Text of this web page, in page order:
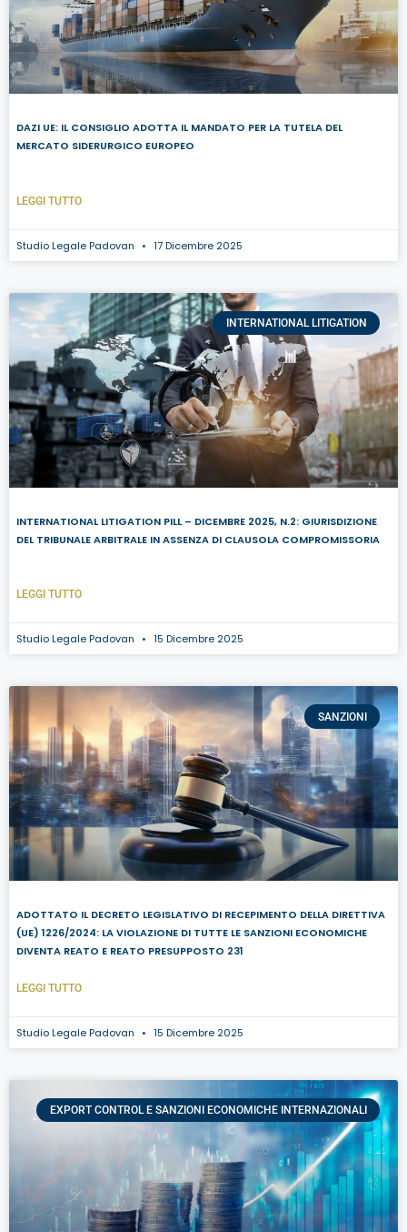
DAZI UE: IL CONSIGLIO ADOTTA IL MANDATO PER LA TUTELA DEL
MERCATO SIDERURGICO EUROPEO
LEGGI TUTTO
Studio Legale Padovan 17 Dicembre 2025
INTERNATIONAL LITIGATION
INTERNATIONAL LITIGATION PILL – DICEMBRE 2025, N.2: GIURISDIZIONE
DEL TRIBUNALE ARBITRALE IN ASSENZA DI CLAUSOLA COMPROMISSORIA
LEGGI TUTTO
Studio Legale Padovan 15 Dicembre 2025
SANZIONI
ADOTTATO IL DECRETO LEGISLATIVO DI RECEPIMENTO DELLA DIRETTIVA
(UE) 1226/2024: LA VIOLAZIONE DI TUTTE LE SANZIONI ECONOMICHE
DIVENTA REATO E REATO PRESUPPOSTO 231
LEGGI TUTTO
Studio Legale Padovan 15 Dicembre 2025
EXPORT CONTROL E SANZIONI ECONOMICHE INTERNAZIONALI